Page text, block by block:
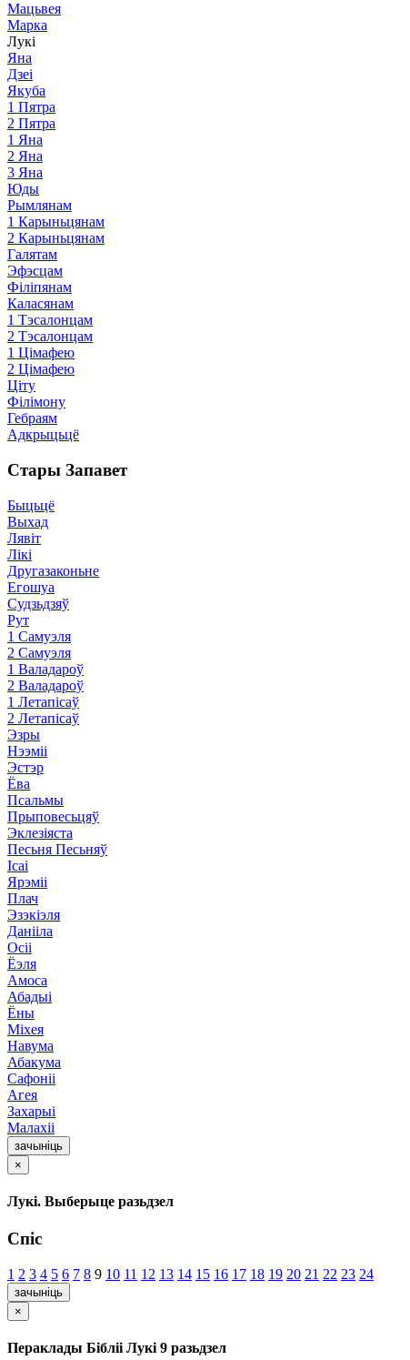
Мацьвея
Марка
Лукі
Яна
Дзеі
Якуба
1 Пятра
2 Пятра
1 Яна
2 Яна
3 Яна
Юды
Рымлянам
1 Карыньцянам
2 Карыньцянам
Галятам
Эфэсцам
Філіпянам
Каласянам
1 Тэсалонцам
2 Тэсалонцам
1 Цімафею
2 Цімафею
Ціту
Філімону
Гебраям
Адкрыцьцё
Стары Запавет
Быцьцё
Выхад
Лявіт
Лікі
Другазаконьне
Егошуа
Судзьдзяў
Рут
1 Самуэля
2 Самуэля
1 Валадароў
2 Валадароў
1 Летапісаў
2 Летапісаў
Эзры
Нээміі
Эстэр
Ёва
Псальмы
Прыповесьцяў
Эклезіяста
Песьня Песьняў
Ісаі
Ярэміі
Плач
Эзэкіэля
Данііла
Осіі
Ёэля
Амоса
Абадыі
Ёны
Міхея
Навума
Абакума
Сафоніі
Агея
Захарыі
Малахіі
зачыніць
×
Лукі. Выберыце разьдзел
Спіс
1 2 3 4 5 6 7 8 9 10 11 12 13 14 15 16 17 18 19 20 21 22 23 24
зачыніць
×
Пераклады Бібліі Лукі 9 разьдзел